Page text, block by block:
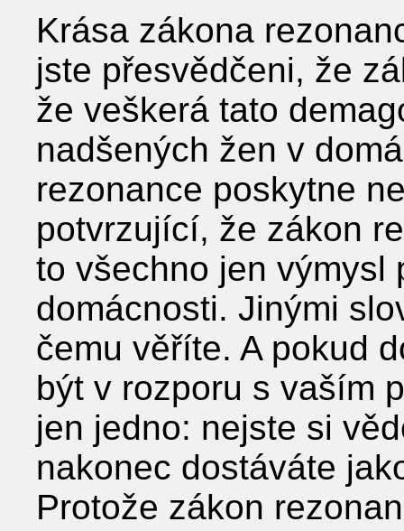
Krása zákona
jste přesvědčeni, že
že veškerá tato
nadšených žen v
rezonance poskytne
potvrzující, že zákon
to všechno jen výmysl
domácnosti. Jinými
čemu věříte. A pokud
být v rozporu s vaším
jen jedno: nejste si
nakonec dostáváte
Protože zákon